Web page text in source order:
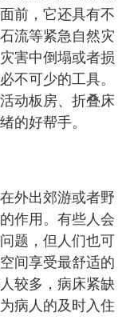
前，它还具有不
流等紧急自然灾
害中倒塌或者损
不可少的工具。
动板房、折叠床
的好帮手。
外出郊游或者野
作用。有些人会
题，但人们也可
间享受最舒适的
较多，病床紧缺
病人的及时入住